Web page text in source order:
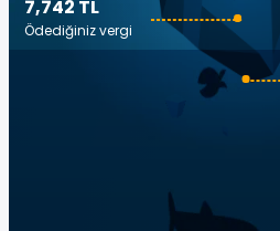
7,742 TL
Ödediğiniz vergi